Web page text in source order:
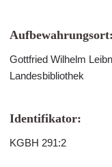
Aufbewahrungsort:
Gottfried Wilhelm
Landesbibliothek
Identifikator:
KGBH 291:2